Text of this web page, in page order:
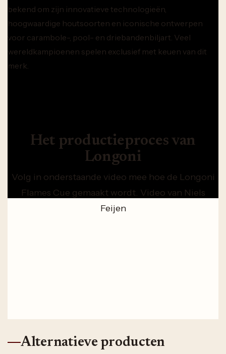
bekend om zijn innovatieve technologieën,
hoogwaardige houtsoorten en iconische ontwerpen
voor carambole-, pool- en driebandenbiljart. Veel
wereldkampioenen spelen exclusief met keuen van dit
merk.
Het productieproces van
Longoni
Volg in onderstaande video mee hoe de Longoni
Flames Cue gemaakt wordt. Video van Niels
Feijen
Alternatieve producten